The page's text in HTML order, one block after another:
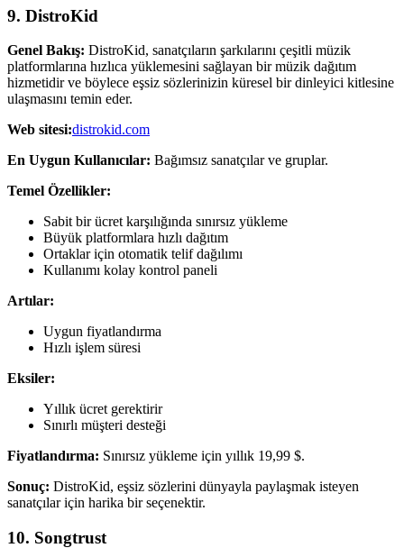
9. DistroKid
Genel Bakış: DistroKid, sanatçıların şarkılarını çeşitli müzik
platformlarına hızlıca yüklemesini sağlayan bir müzik dağıtım
hizmetidir ve böylece eşsiz sözlerinizin küresel bir dinleyici kitlesine
ulaşmasını temin eder.
Web sitesi:distrokid.com
En Uygun Kullanıcılar: Bağımsız sanatçılar ve gruplar.
Temel Özellikler:
Sabit bir ücret karşılığında sınırsız yükleme
Büyük platformlara hızlı dağıtım
Ortaklar için otomatik telif dağılımı
Kullanımı kolay kontrol paneli
Artılar:
Uygun fiyatlandırma
Hızlı işlem süresi
Eksiler:
Yıllık ücret gerektirir
Sınırlı müşteri desteği
Fiyatlandırma: Sınırsız yükleme için yıllık 19,99 $.
Sonuç: DistroKid, eşsiz sözlerini dünyayla paylaşmak isteyen
sanatçılar için harika bir seçenektir.
10. Songtrust